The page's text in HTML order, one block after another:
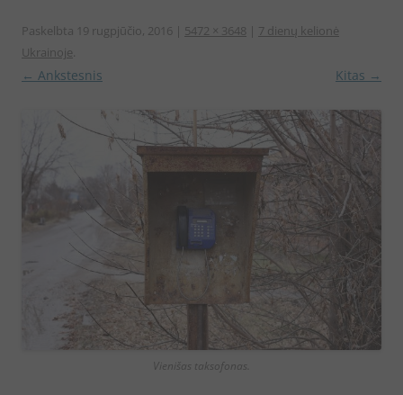
Paskelbta 19 rugpjūčio, 2016 | 5472 × 3648 | 7 dienų kelionė
Ukrainoje.
← Ankstesnis Kitas →
Vienišas taksofonas.